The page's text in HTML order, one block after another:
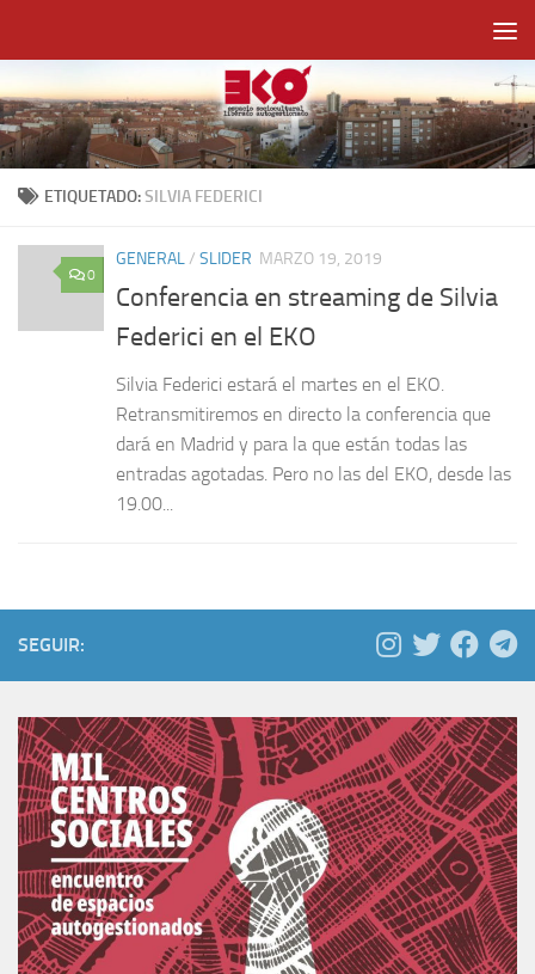
ETIQUETADO:SILVIA FEDERICI
0
GENERAL/ SLIDER MARZO 19, 2019
Conferencia en streaming de Silvia
Federici en el EKO
Silvia Federici estará el martes en el EKO.
Retransmitiremos en directo la conferencia que
dará en Madrid y para la que están todas las
entradas agotadas. Pero no las del EKO, desde las
19.00...
SEGUIR: